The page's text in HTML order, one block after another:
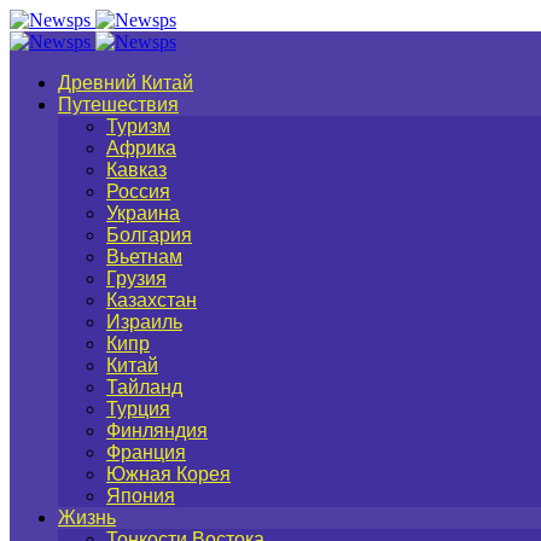
Древний Китай
Путешествия
Туризм
Африка
Кавказ
Россия
Украина
Болгария
Вьетнам
Грузия
Казахстан
Израиль
Кипр
Китай
Тайланд
Турция
Финляндия
Франция
Южная Корея
Япония
Жизнь